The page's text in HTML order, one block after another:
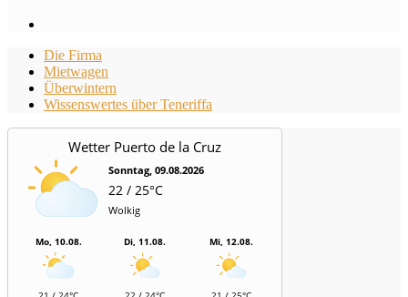
Die Firma
Mietwagen
Überwintern
Wissenswertes über Teneriffa
Wetter Puerto de la Cruz
Sonntag, 09.08.2026
22 / 25°C
Wolkig
Mo, 10.08. Di, 11.08. Mi, 12.08.